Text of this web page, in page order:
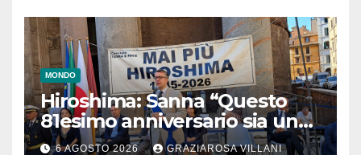
MONDO
Hiroshima: Sanna “Questo
81esimo anniversario sia un
monito per tutti”
6 AGOSTO 2026 GRAZIAROSA VILLANI